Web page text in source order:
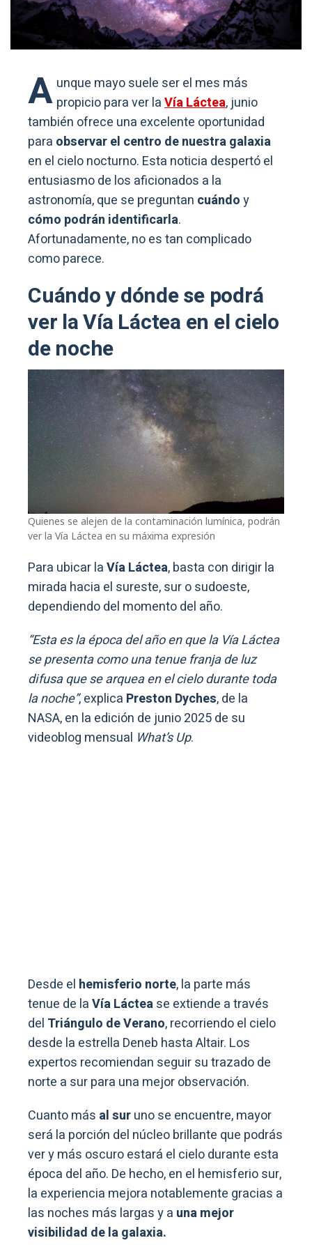
A unque mayo suele ser el mes más
propicio para ver laVía Láctea, junio
también ofrece una excelente oportunidad
para observar el centro de nuestra galaxia
en el cielo nocturno. Esta noticia despertó el
entusiasmo de los aficionados a la
astronomía, que se preguntan cuándoy
cómo podrán identificarla.
Afortunadamente, no es tan complicado
como parece.
Cuándo y dónde se podrá
ver la Vía Láctea en el cielo
de noche
Quienes se alejen de la contaminación lumínica, podrán
ver la Vía Láctea en su máxima expresión
Para ubicar laVía Láctea, basta con dirigir la
mirada hacia el sureste, sur o sudoeste,
dependiendo del momento del año.
“Esta es la época del año en que la Vía Láctea
se presenta como una tenue franja de luz
difusa que se arquea en el cielo durante toda
la noche”, explica Preston Dyches, de la
NASA, en la edición de junio 2025 de su
videoblog mensual What’s Up.
Desde el hemisferio norte, la parte más
tenue de laVía Láctease extiende a través
del Triángulo de Verano, recorriendo el cielo
desde la estrella Deneb hasta Altair. Los
expertos recomiendan seguir su trazado de
norte a sur para una mejor observación.
Cuanto más al suruno se encuentre, mayor
será la porción del núcleo brillante que podrás
ver y más oscuro estará el cielo durante esta
época del año. De hecho, en el hemisferio sur,
la experiencia mejora notablemente gracias a
las noches más largas y a una mejor
visibilidad de la galaxia.